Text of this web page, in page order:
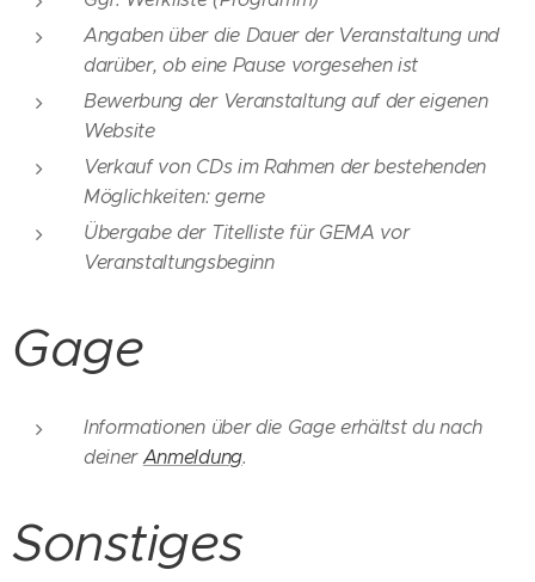
Angaben über die Dauer der Veranstaltung und
darüber, ob eine Pause vorgesehen ist
Bewerbung der Veranstaltung auf der eigenen
Website
Verkauf von CDs im Rahmen der bestehenden
Möglichkeiten: gerne
Übergabe der Titelliste für GEMA vor
Veranstaltungsbeginn
Gage
Informationen über die Gage erhältst du nach
deiner Anmeldung.
Sonstiges